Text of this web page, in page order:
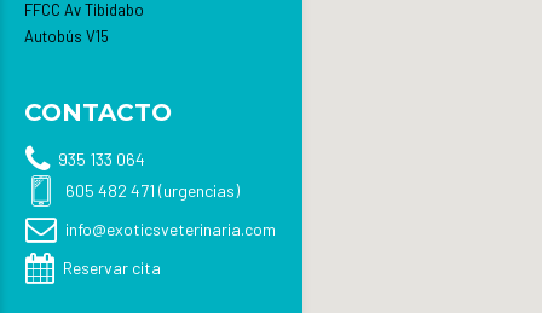
FFCC Av Tibidabo
Autobús V15
CONTACTO
935 133 064
605 482 471 (urgencias)
info@exoticsveterinaria.com
Reservar cita